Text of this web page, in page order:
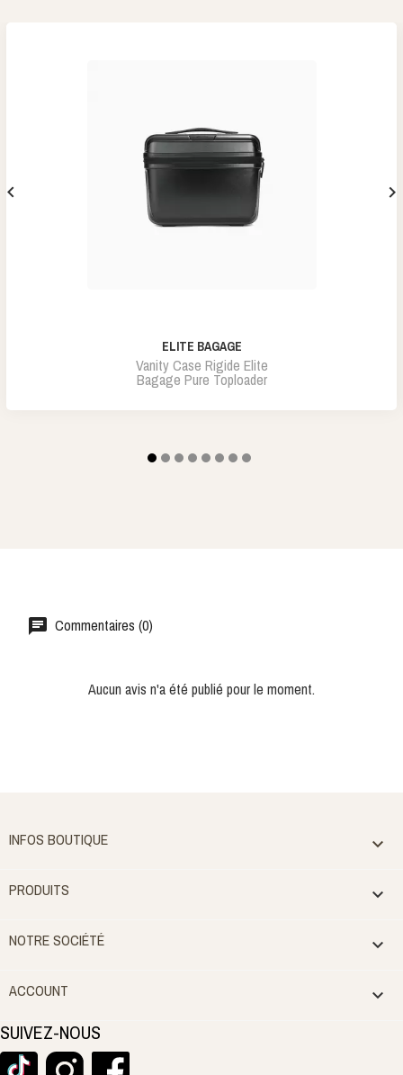
ELITE BAGAGE
Vanity Case Rigide Elite
Bagage Pure Toploader
 
Commentaires (0)
Aucun avis n'a été publié pour le moment.
INFOS BOUTIQUE 
PRODUITS 
NOTRE SOCIÉTÉ 
ACCOUNT 
SUIVEZ-NOUS